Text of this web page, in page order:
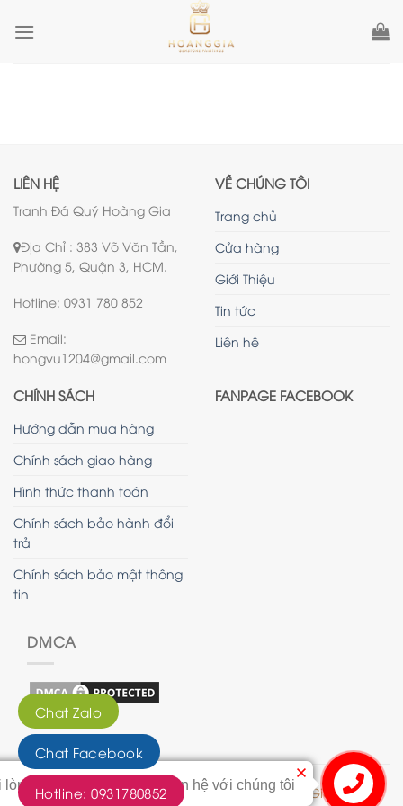
LIÊN HỆ
Tranh Đá Quý Hoàng Gia
Địa Chỉ : 383 Võ Văn Tần,
Phường 5, Quận 3, HCM.
Hotline: 0931 780 852
Email:
hongvu1204@gmail.com
VỀ CHÚNG TÔI
Trang chủ
Cửa hàng
Giới Thiệu
Tin tức
Liên hệ
CHÍNH SÁCH
Hướng dẫn mua hàng
Chính sách giao hàng
Hình thức thanh toán
Chính sách bảo hành đổi
trả
Chính sách bảo mật thông
tin
DMCA
FANPAGE FACEBOOK
© 2020 - Bản quyền của Tranh Hoàng Gia
Chat Zalo
Chat Facebook
Hotline: 0931780852
lòng bấm vào nút này để liên hệ với chúng tôi